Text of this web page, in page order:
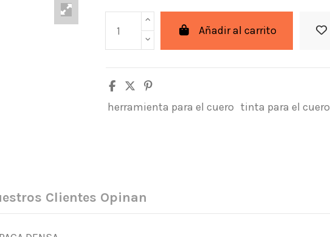
Añadir al carrito
herramienta para el cuero tinta para el cuero
Clientes Opinan